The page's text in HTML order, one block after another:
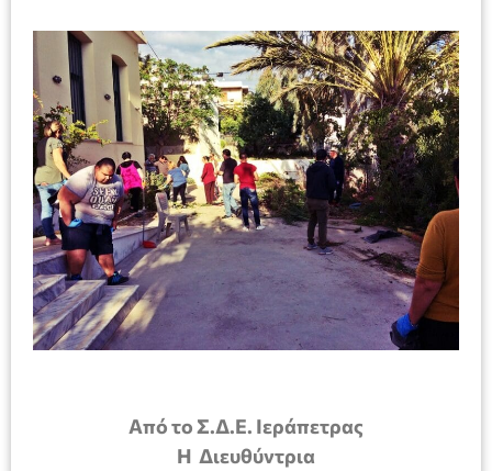
Από το Σ.Δ.Ε. Ιεράπετρας
Η Διευθύντρια